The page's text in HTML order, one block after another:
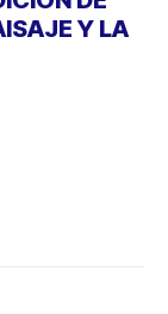
Y LA